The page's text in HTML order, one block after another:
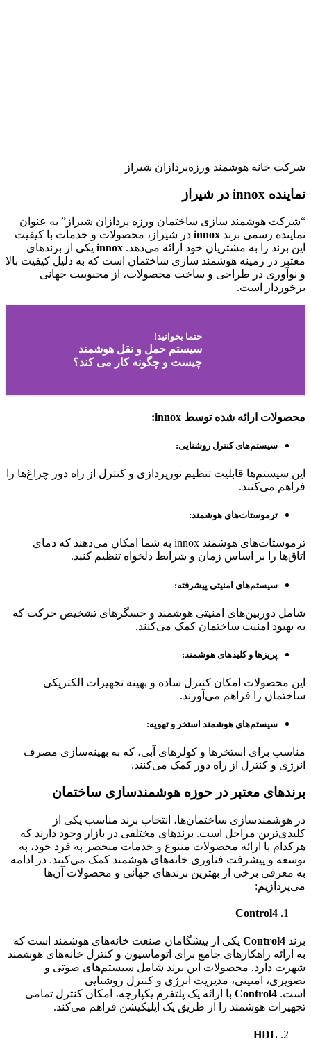
شرکت خانه هوشمند ورزه‌پردازان شیراز
نماینده innox در شیراز
“شرکت هوشمند سازی ساختمان ورزه پردازان شیراز” به عنوان
نماینده رسمی برند innox در شیراز، محصولات و خدمات با کیفیت
این برند را به مشتریان خود ارائه می‌دهد. innox یکی از برندهای
معتبر در زمینه هوشمند سازی ساختمان است که به دلیل کیفیت بالا
و نوآوری در طراحی و ساخت محصولات، از محبوبیت جهانی
برخوردار است.
حتما بخوانید!
سیستم حمل و نقل هوشمند
چیست و چگونه کار می کند؟
محصولات ارائه شده توسط innox:
سیستم‌های کنترل روشنایی:
این سیستم‌ها قابلیت تنظیم نورپردازی و کنترل از راه دور چراغ‌ها را
فراهم می‌کنند.
ترموستات‌های هوشمند:
ترموستات‌های هوشمند innox به شما امکان می‌دهند که دمای
اتاق‌ها را بر اساس زمان و شرایط دلخواه تنظیم کنید.
سیستم‌های امنیتی پیشرفته:
شامل دوربین‌های امنیتی هوشمند و حسگرهای تشخیص حرکت که
به بهبود امنیت ساختمان کمک می‌کنند.
پریزها و کلیدهای هوشمند:
این محصولات امکان کنترل ساده و بهینه تجهیزات الکتریکی
ساختمان را فراهم می‌آورند.
سیستم‌های هوشمند استخر و تهویه:
مناسب برای استخرها و کولرهای آبی، که به بهینه‌سازی مصرف
انرژی و کنترل از راه دور کمک می‌کنند.
برندهای معتبر در حوزه هوشمندسازی ساختمان
در هوشمندسازی ساختمان‌ها، انتخاب برند مناسب یکی از
کلیدی‌ترین مراحل است. برندهای مختلفی در بازار وجود دارند که
هرکدام با ارائه محصولات متنوع و خدمات منحصر به فرد خود، به
توسعه و پیشرفت فناوری خانه‌های هوشمند کمک می‌کنند. در ادامه
به معرفی برخی از بهترین برندهای جهانی و محصولات آن‌ها
می‌پردازیم:
Control4
برند Control4 یکی از پیشگامان صنعت خانه‌های هوشمند است که
به ارائه راهکارهای جامع برای اتوماسیون و کنترل خانه‌های هوشمند
شهرت دارد. محصولات این برند شامل سیستم‌های صوتی و
تصویری، امنیتی، مدیریت انرژی و کنترل روشنایی
است. Control4 با ارائه یک پلتفرم یکپارچه، امکان کنترل تمامی
تجهیزات هوشمند را از طریق یک اپلیکیشن فراهم می‌کند.
HDL